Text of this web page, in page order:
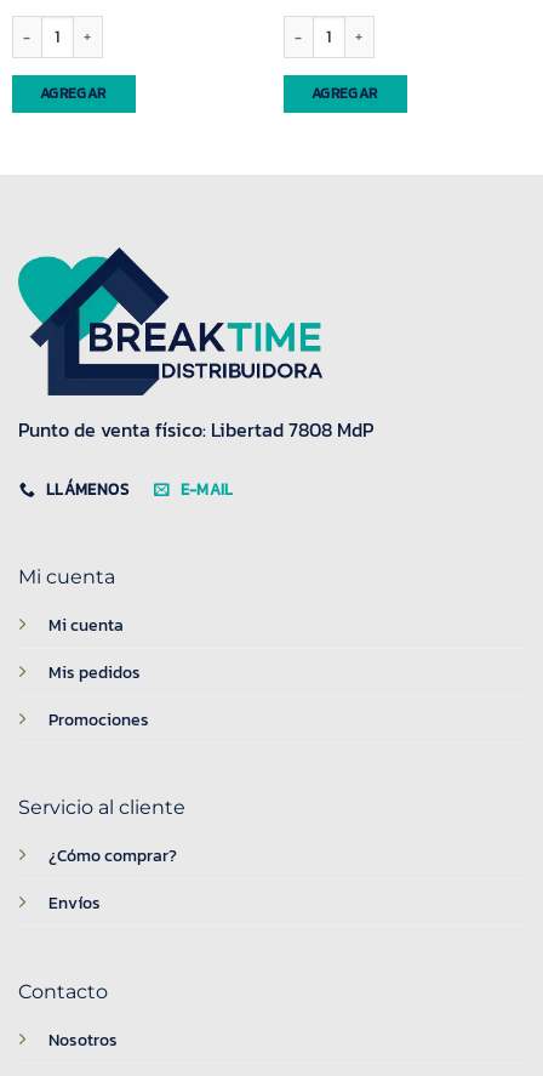
Tapon(15376) p/termo luminox lumilagro cantidad
AGREGAR
Termo de acero de 500cc (28391)
AGREGAR
cantidad
Punto de venta físico: Libertad 7808 MdP
LLÁMENOS E-MAIL
Mi cuenta
Mi cuenta
Mis pedidos
Promociones
Servicio al cliente
¿Cómo comprar?
Envíos
Contacto
Nosotros